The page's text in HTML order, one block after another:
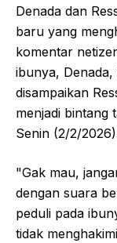
Denada dan
baru yang
komentar
ibunya,
disampaikan
menjadi bintang
Senin (2/2/
"Gak mau,
dengan suara
peduli pada
tidak